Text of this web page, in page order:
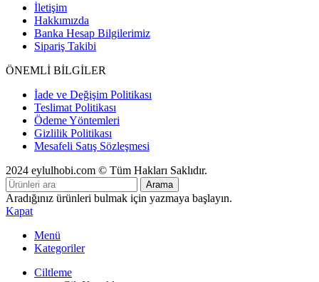
İletişim
Hakkımızda
Banka Hesap Bilgilerimiz
Sipariş Takibi
ÖNEMLİ BİLGİLER
İade ve Değişim Politikası
Teslimat Politikası
Ödeme Yöntemleri
Gizlilik Politikası
Mesafeli Satış Sözleşmesi
2024 eylulhobi.com © Tüm Hakları Saklıdır.
Arama
Aradığınız ürünleri bulmak için yazmaya başlayın.
Kapat
Menü
Kategoriler
Ciltleme